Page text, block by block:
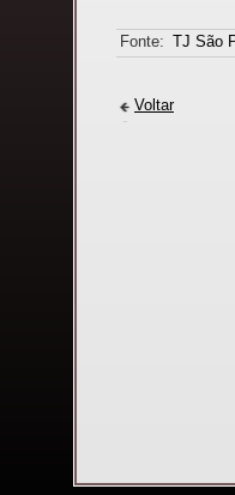
Fonte: TJ São
Voltar